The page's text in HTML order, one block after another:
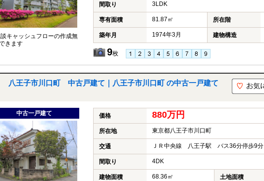
談キャッシュフローの作成無
きます
間取り 3LDK
専有面積 81.87㎡ 所在階
築年月 1974年3月 建物構造
9枚
八王子市川口町 中古戸建て｜八王子市川口町 の中古一戸建て
中古一戸建て 価格 880万円
所在地 東京都八王子市川口町
交通 ＪＲ中央線 八王子駅 バス36分停歩9分
間取り 4DK
建物面積 68.36㎡ 土地面積